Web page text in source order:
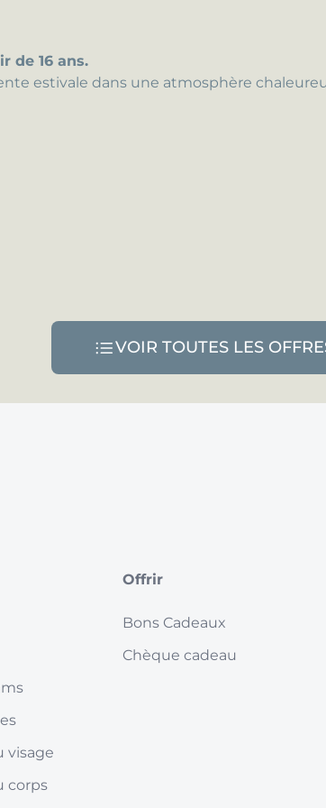
de 16 ans.
estivale dans une atmosphère
VOIR TOUTES LES
visage
corps
Offrir
Bons Cadeaux
Chèque cadeau